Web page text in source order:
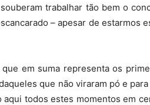
trabalhar tão bem o
– apesar de estarmos
em suma representa os
que não viraram pó e
todos estes momentos em